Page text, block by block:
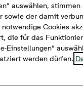
auswählen, stimmen
sowie der damit
Cookies
die für das
Einstellungen“
werden dürfen.